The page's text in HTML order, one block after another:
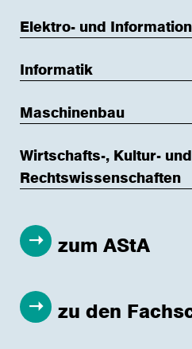
Elektro- und
Informatik
Maschinenbau
Wirtschafts-, Kultur- und
Rechtswissenschaften
zum AStA
zu den